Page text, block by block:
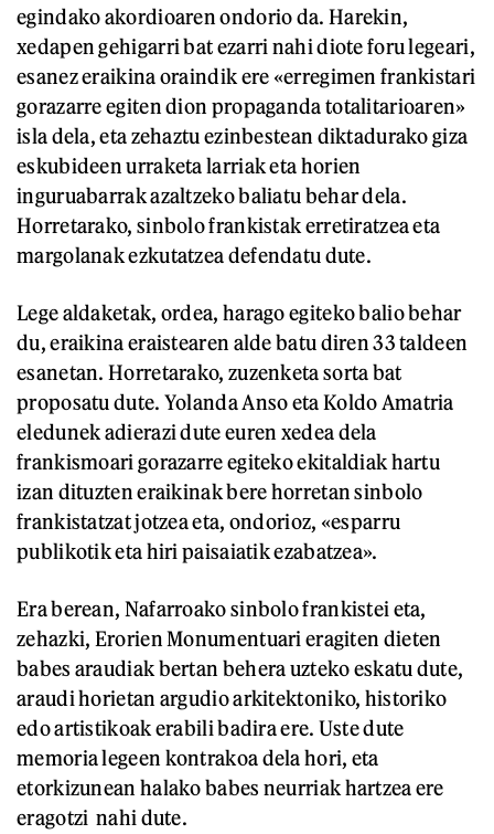
egindako akordioaren ondorio da. Harekin,
xedapen gehigarri bat ezarri nahi diote foru legeari,
esanez eraikina oraindik ere «erregimen frankistari
gorazarre egiten dion propaganda totalitarioaren»
isla dela, eta zehaztu ezinbestean diktadurako giza
eskubideen urraketa larriak eta horien
inguruabarrak azaltzeko baliatu behar dela.
Horretarako, sinbolo frankistak erretiratzea eta
margolanak ezkutatzea defendatu dute.
Lege aldaketak, ordea, harago egiteko balio behar
du, eraikina eraistearen alde batu diren 33 taldeen
esanetan. Horretarako, zuzenketa sorta bat
proposatu dute. Yolanda Anso eta Koldo Amatria
eledunek adierazi dute euren xedea dela
frankismoari gorazarre egiteko ekitaldiak hartu
izan dituzten eraikinak bere horretan sinbolo
frankistatzat jotzea eta, ondorioz, «esparru
publikotik eta hiri paisaiatik ezabatzea».
Era berean, Nafarroako sinbolo frankistei eta,
zehazki, Erorien Monumentuari eragiten dieten
babes araudiak bertan behera uzteko eskatu dute,
araudi horietan argudio arkitektoniko, historiko
edo artistikoak erabili badira ere. Uste dute
memoria legeen kontrakoa dela hori, eta
etorkizunean halako babes neurriak hartzea ere
eragotzi nahi dute.